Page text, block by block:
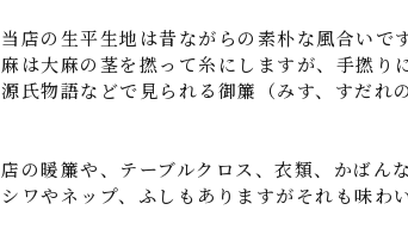
当店の生平生地は昔ながらの素朴な風合いです
麻は大麻の茎を撚って糸にしますが、手撚り
源氏物語などで見られる御簾（みす、すだれ
店の暖簾や、テーブルクロス、衣類、かばん
シワやネップ、ふしもありますがそれも味わい